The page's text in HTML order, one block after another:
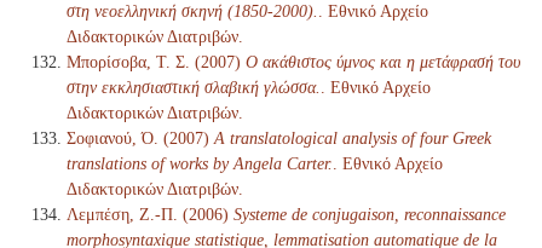
στη νεοελληνική σκηνή (1850-2000).
. Εθνικό Αρχείο
Διδακτορικών Διατριβών.
Μπορίσοβα, Τ. Σ. (2007) Ο ακάθιστος ύμνος και η μετάφρασή του
στην εκκλησιαστική σλαβική γλώσσα.
. Εθνικό Αρχείο
Διδακτορικών Διατριβών.
Σοφιανού, Ό. (2007) A translatological analysis of four Greek
translations of works by Angela Carter. . Εθνικό Αρχείο
Διδακτορικών Διατριβών.
Λεμπέση, Ζ.-Π. (2006) Systeme de conjugaison, reconnaissance
morphosyntaxique statistique, lemmatisation automatique de la